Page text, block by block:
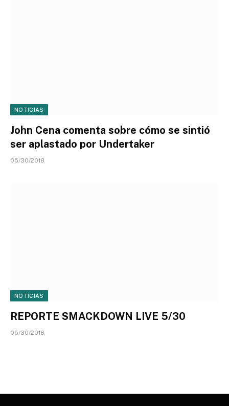
NOTICIAS
John Cena comenta sobre cómo se sintió
ser aplastado por Undertaker
05/30/2018
NOTICIAS
REPORTE SMACKDOWN LIVE 5/30
05/30/2018